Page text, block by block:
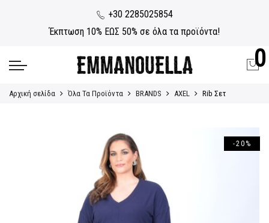
+30 2285025854
Έκπτωση 10% ΕΩΣ 50% σε όλα τα προϊόντα!
0
Αρχική σελίδα Όλα Τα Προϊόντα BRANDS AXEL Rib Σετ
-20%